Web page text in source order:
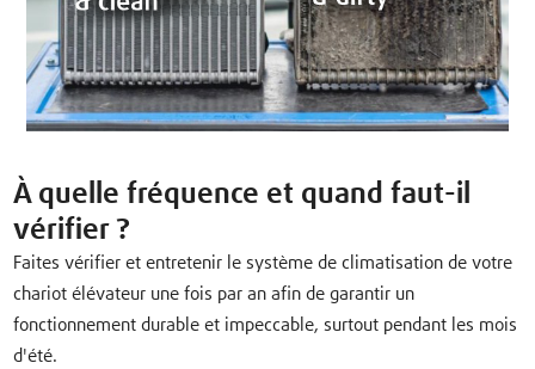
À quelle fréquence et quand faut-il
vérifier ?
Faites vérifier et entretenir le système de climatisation de votre
chariot élévateur une fois par an afin de garantir un
fonctionnement durable et impeccable, surtout pendant les mois
d'été.